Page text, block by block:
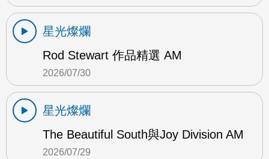
星光燦爛
Rod Stewart 作品精選 AM
2026/07/30
星光燦爛
The Beautiful South與Joy Division AM
2026/07/29